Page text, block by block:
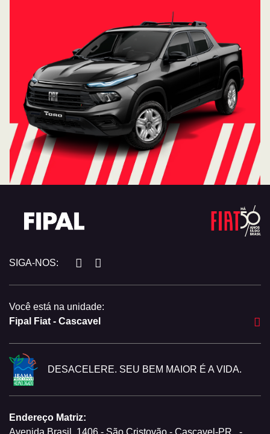
SIGA-NOS:
Você está na unidade:
Fipal Fiat - Cascavel
DESACELERE. SEU BEM MAIOR É A VIDA.
Endereço Matriz: